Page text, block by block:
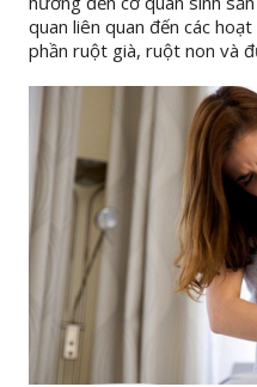
quan liên quan đến các
phần ruột già, ruột non và